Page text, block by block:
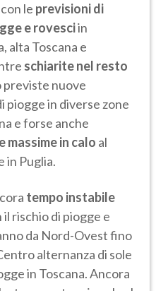
le previsioni di
e rovesciin
alta Toscana e
schiarite nel resto
previste nuove
piogge in diverse zone
e forse anche
massime in calo al
in Puglia.
tempo instabile
il rischio di piogge e
da Nord-Ovest fino
alternanza di sole
in Toscana. Ancora